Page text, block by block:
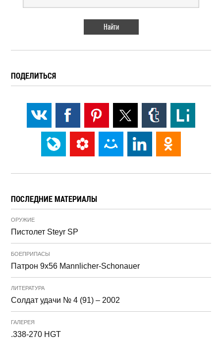
ПОДЕЛИТЬСЯ
ПОСЛЕДНИЕ МАТЕРИАЛЫ
ОРУЖИЕ
Пистолет Steyr SP
БОЕПРИПАСЫ
Патрон 9x56 Mannlicher-Schonauer
ЛИТЕРАТУРА
Солдат удачи № 4 (91) – 2002
ГАЛЕРЕЯ
.338-270 HGT